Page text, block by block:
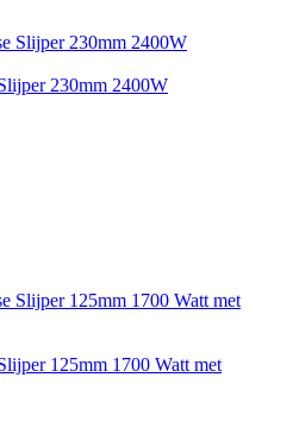
230mm 2400W
125mm 1700 Watt met